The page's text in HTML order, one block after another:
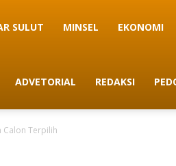
SULUT MINSEL EKONOMI
ADVETORIAL REDAKSI
Calon Terpilih